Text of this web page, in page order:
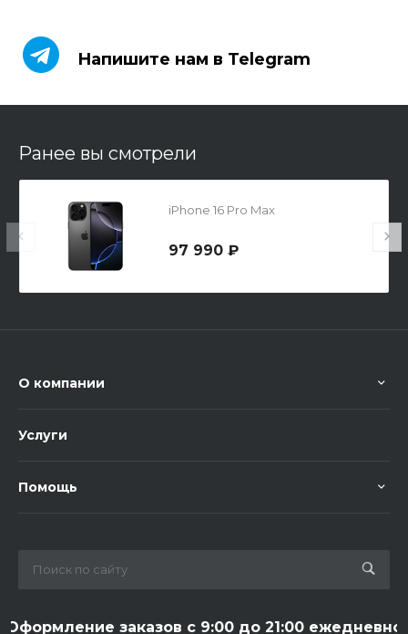
Напишите нам в Telegram
Ранее вы смотрели
iPhone 16 Pro Max
97 990 ₽
О компании
Услуги
Помощь
Оформление заказов с 9:00 до 21:00 ежедневно